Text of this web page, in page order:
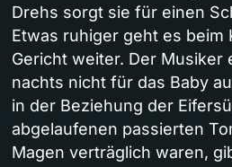
Drehs sorgt sie für einen
Etwas ruhiger geht es beim
Gericht weiter. Der Musiker
nachts nicht für das Baby
in der Beziehung der
abgelaufenen passierten
Magen verträglich waren,